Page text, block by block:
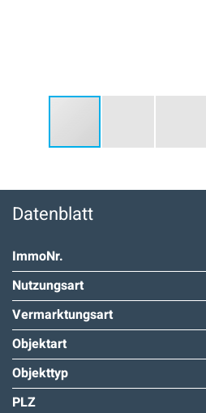
Datenblatt
ImmoNr.
Nutzungsart
Vermarktungsart
Objektart
Objekttyp
PLZ